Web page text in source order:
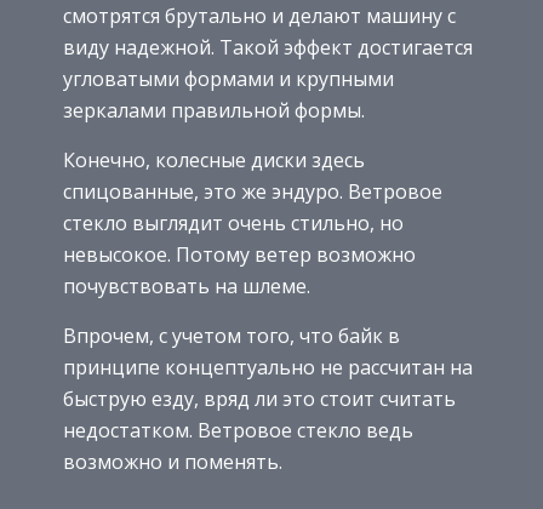
смотрятся брутально и делают машину с
виду надежной. Такой эффект достигается
угловатыми формами и крупными
зеркалами правильной формы.
Конечно, колесные диски здесь
спицованные, это же эндуро. Ветровое
стекло выглядит очень стильно, но
невысокое. Потому ветер возможно
почувствовать на шлеме.
Впрочем, с учетом того, что байк в
принципе концептуально не рассчитан на
быструю езду, вряд ли это стоит считать
недостатком. Ветровое стекло ведь
возможно и поменять.